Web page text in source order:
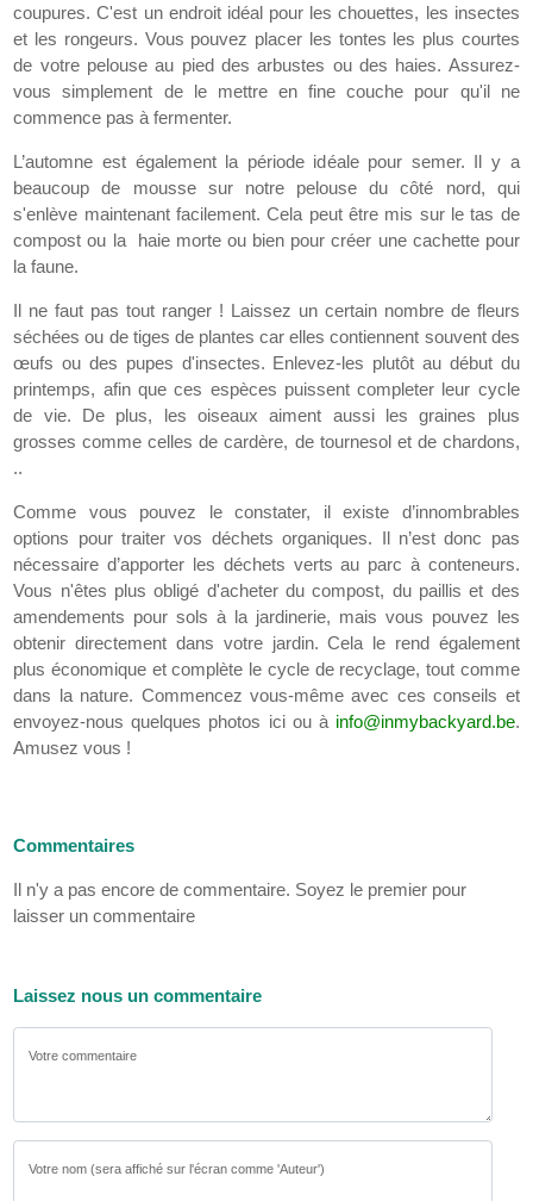
coupures. C'est un endroit idéal pour les chouettes, les insectes
et les rongeurs. Vous pouvez placer les tontes les plus courtes
de votre pelouse au pied des arbustes ou des haies. Assurez-
vous simplement de le mettre en fine couche pour qu'il ne
commence pas à fermenter.
L’automne est également la période idéale pour semer. Il y a
beaucoup de mousse sur notre pelouse du côté nord, qui
s'enlève maintenant facilement. Cela peut être mis sur le tas de
compost ou la haie morte ou bien pour créer une cachette pour
la faune.
Il ne faut pas tout ranger ! Laissez un certain nombre de fleurs
séchées ou de tiges de plantes car elles contiennent souvent des
œufs ou des pupes d'insectes. Enlevez-les plutôt au début du
printemps, afin que ces espèces puissent completer leur cycle
de vie. De plus, les oiseaux aiment aussi les graines plus
grosses comme celles de cardère, de tournesol et de chardons,
..
Comme vous pouvez le constater, il existe d’innombrables
options pour traiter vos déchets organiques. Il n’est donc pas
nécessaire d’apporter les déchets verts au parc à conteneurs.
Vous n'êtes plus obligé d'acheter du compost, du paillis et des
amendements pour sols à la jardinerie, mais vous pouvez les
obtenir directement dans votre jardin. Cela le rend également
plus économique et complète le cycle de recyclage, tout comme
dans la nature. Commencez vous-même avec ces conseils et
envoyez-nous quelques photos ici ou à info@inmybackyard.be.
Amusez vous !
Commentaires
Il n'y a pas encore de commentaire. Soyez le premier pour
laisser un commentaire
Laissez nous un commentaire
Votre commentaire
Votre nom (sera affiché sur l'écran comme 'Auteur')